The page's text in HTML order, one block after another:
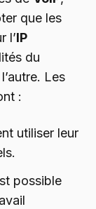
que les
l’IP
du
Les
:
utiliser leur
possible